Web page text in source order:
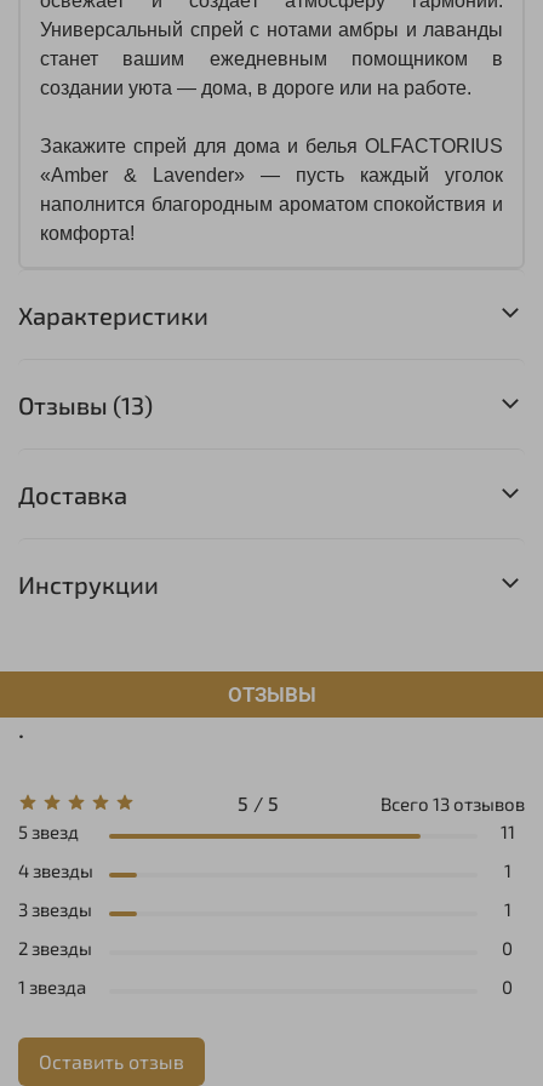
Универсальный спрей с нотами амбры и лаванды
станет вашим ежедневным помощником в
создании уюта — дома, в дороге или на работе.
Закажите спрей для дома и белья OLFACTORIUS
«Amber & Lavender» — пусть каждый уголок
наполнится благородным ароматом спокойствия и
комфорта!
Характеристики
Отзывы (13)
Доставка
Инструкции
ОТЗЫВЫ
.
5 / 5 Всего 13 отзывов
5 звезд
11
4 звезды
1
3 звезды
1
2 звезды
0
1 звезда
0
Оставить отзыв